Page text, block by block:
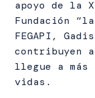
apoyo de la
Fundación
FEGAPI,
contribuyen
llegue a más
vidas.